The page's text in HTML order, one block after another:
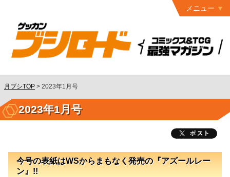
メニュー
最終号
お問い合わせ
月ブシTOP > 2023年1月号
2023年1月号
今号の表紙はWSからまもなく発売の『アズールレー
ン』!!